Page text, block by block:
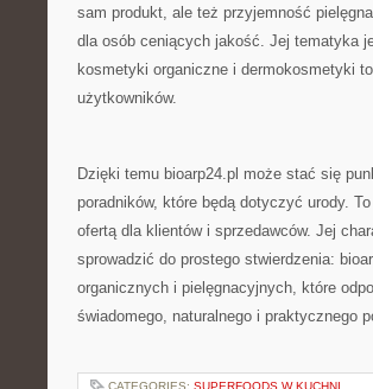
sam produkt, ale też przyjemność
dla osób ceniących jakość. Jej tematyka
kosmetyki organiczne i dermokosmetyki
użytkowników.
Dzięki temu bioarp24.pl może stać się
poradników, które będą dotyczyć urody.
ofertą dla klientów i sprzedawców. Jej
sprowadzić do prostego stwierdzenia:
organicznych i pielęgnacyjnych, które
świadomego, naturalnego i praktycznego
CATEGORIES: SUPERFOODS W KUCHNI